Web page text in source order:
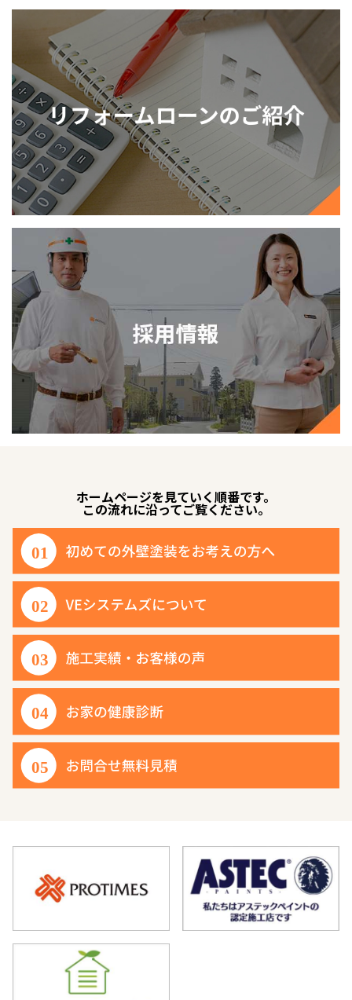
ホームページを見ていく順番です。
この流れに沿ってご覧ください。